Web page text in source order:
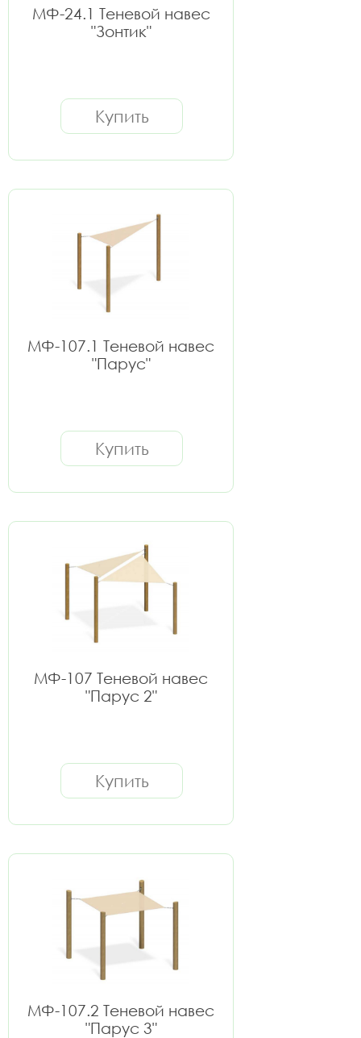
МФ-24.1 Теневой навес
"Зонтик"
Купить
МФ-107.1 Теневой навес
"Парус"
Купить
МФ-107 Теневой навес
"Парус 2"
Купить
МФ-107.2 Теневой навес
"Парус 3"